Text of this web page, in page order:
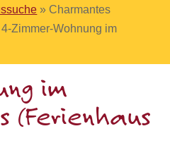
»Charmantes
Zimmer-Wohnung im
im
(Ferienhaus